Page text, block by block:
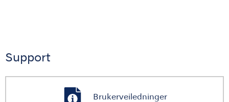
Support
Brukerveiledninger